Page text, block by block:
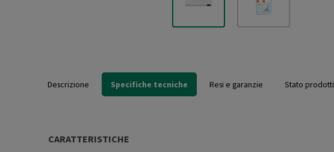
Descrizione Specifiche tecniche Resi e garanzie Stato prodotti
CARATTERISTICHE